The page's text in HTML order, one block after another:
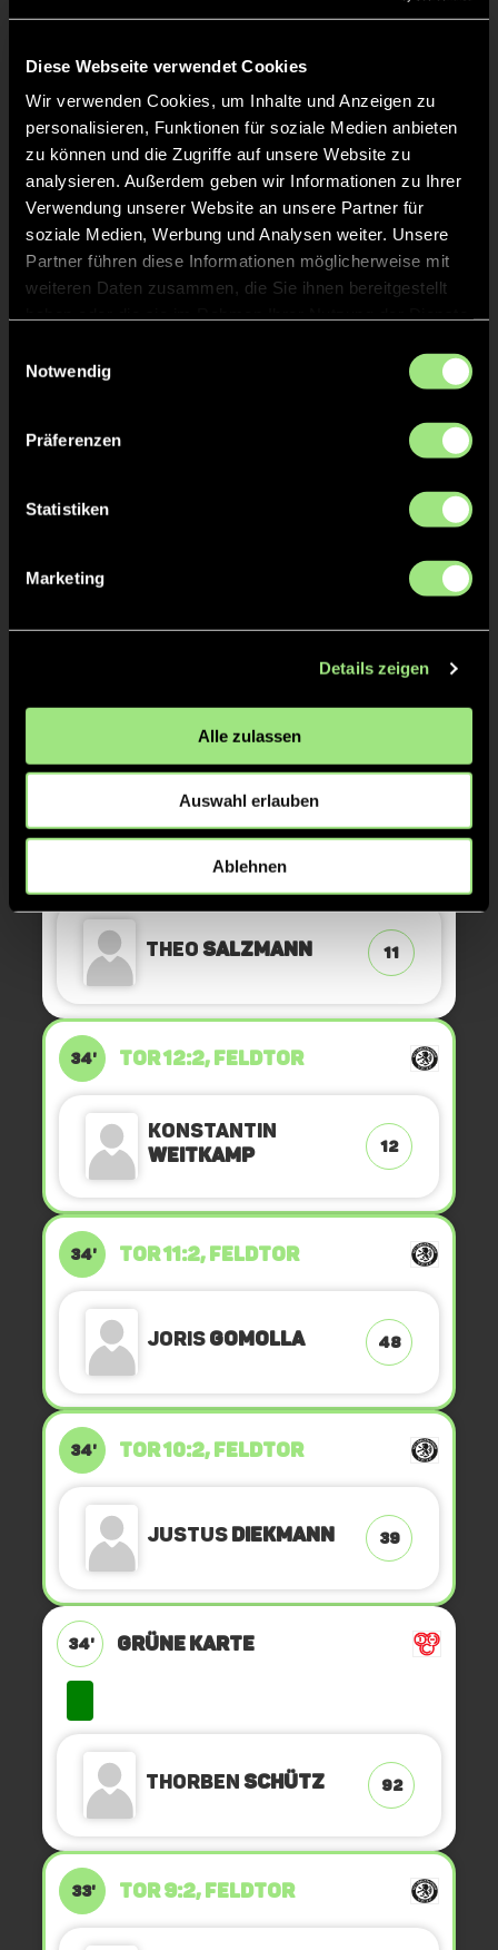
Diese Webseite verwendet Cookies
Wir verwenden Cookies, um Inhalte und Anzeigen zu
personalisieren, Funktionen für soziale Medien anbieten
zu können und die Zugriffe auf unsere Website zu
analysieren. Außerdem geben wir Informationen zu Ihrer
Verwendung unserer Website an unsere Partner für
soziale Medien, Werbung und Analysen weiter. Unsere
Partner führen diese Informationen möglicherweise mit
weiteren Daten zusammen, die Sie ihnen bereitgestellt
Notwendig
Präferenzen
Statistiken
Marketing
Details zeigen
Alle zulassen
Auswahl erlauben
Ablehnen
JorisGomolla
40' TOR 15:2, FELDTOR
JustusDiekmann 39
GRÜNE KARTE
TheoSalzmann 11
34' TOR 12:2, FELDTOR
Konstantin
Weitkamp
12
34' TOR 11:2, FELDTOR
JorisGomolla 48
34' TOR 10:2, FELDTOR
JustusDiekmann 39
34' GRÜNE KARTE
ThorbenSchütz 92
33' TOR 9:2, FELDTOR